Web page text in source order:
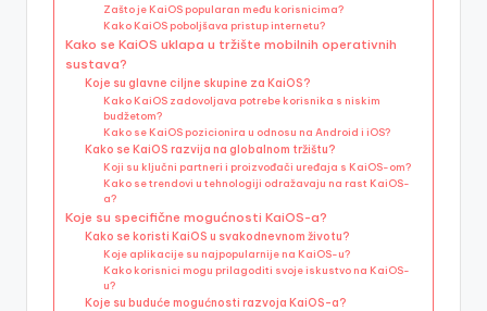
Zašto je KaiOS popularan među korisnicima?
Kako KaiOS poboljšava pristup internetu?
Kako se KaiOS uklapa u tržište mobilnih operativnih
sustava?
Koje su glavne ciljne skupine za KaiOS?
Kako KaiOS zadovoljava potrebe korisnika s niskim
budžetom?
Kako se KaiOS pozicionira u odnosu na Android i iOS?
Kako se KaiOS razvija na globalnom tržištu?
Koji su ključni partneri i proizvođači uređaja s KaiOS-om?
Kako se trendovi u tehnologiji odražavaju na rast KaiOS-
a?
Koje su specifične mogućnosti KaiOS-a?
Kako se koristi KaiOS u svakodnevnom životu?
Koje aplikacije su najpopularnije na KaiOS-u?
Kako korisnici mogu prilagoditi svoje iskustvo na KaiOS-
u?
Koje su buduće mogućnosti razvoja KaiOS-a?